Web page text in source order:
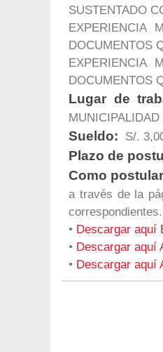
SUSTENTADO
EXPERIENCIA
DOCUMENTOS
EXPERIENCIA
DOCUMENTOS
Lugar de
Sueldo: S/.
Plazo de
Como
a través de la
correspondientes.
• Descargar aquí
• Descargar aquí
• Descargar aquí